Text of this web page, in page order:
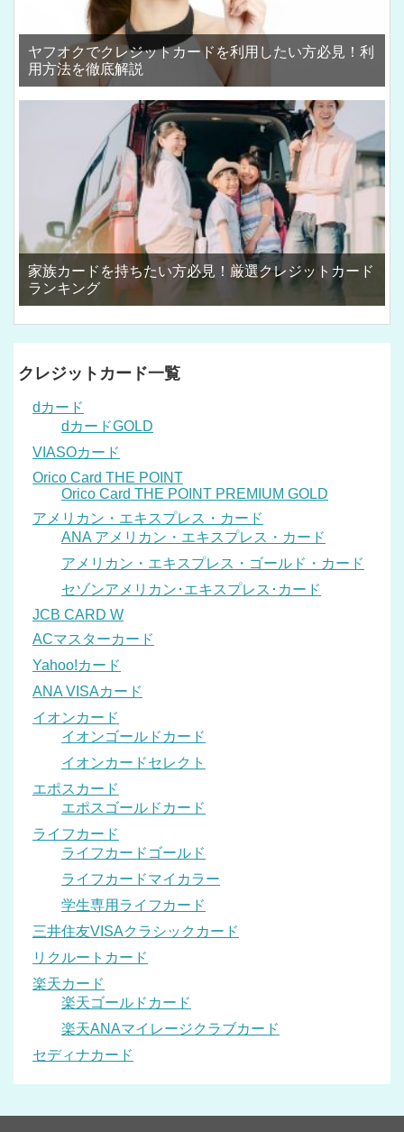
ヤフオクでクレジットカードを利用したい方必見！利
用方法を徹底解説
家族カードを持ちたい方必見！厳選クレジットカード
ランキング
クレジットカード一覧
dカード
dカードGOLD
VIASOカード
Orico Card THE POINT
Orico Card THE POINT PREMIUM GOLD
アメリカン・エキスプレス・カード
ANA アメリカン・エキスプレス・カード
アメリカン・エキスプレス・ゴールド・カード
セゾンアメリカン･エキスプレス･カード
JCB CARD W
ACマスターカード
Yahoo!カード
ANA VISAカード
イオンカード
イオンゴールドカード
イオンカードセレクト
エポスカード
エポスゴールドカード
ライフカード
ライフカードゴールド
ライフカードマイカラー
学生専用ライフカード
三井住友VISAクラシックカード
リクルートカード
楽天カード
楽天ゴールドカード
楽天ANAマイレージクラブカード
セディナカード